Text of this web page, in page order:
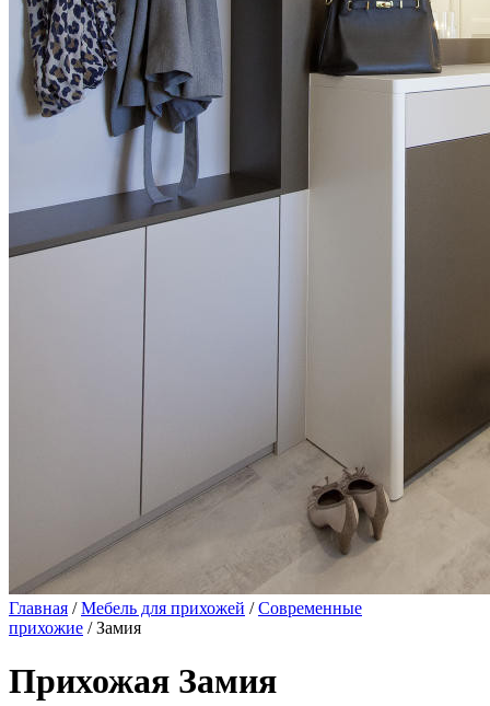
Главная /Мебель для прихожей /Современные
прихожие / Замия
Прихожая Замия